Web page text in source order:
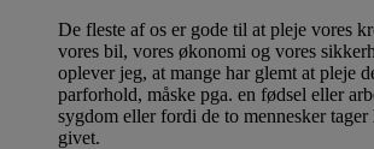
De fleste af os er gode til at pleje vores
vores bil, vores økonomi og vores
oplever jeg, at mange har glemt at pleje
parforhold, måske pga. en fødsel eller
sygdom eller fordi de to mennesker
givet.